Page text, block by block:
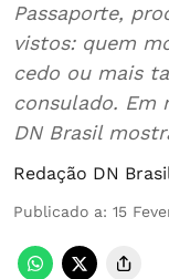
Passaporte,
vistos: quem
cedo ou mais
consulado. Em
DN Brasil
Redação DN
Publicado a: 15